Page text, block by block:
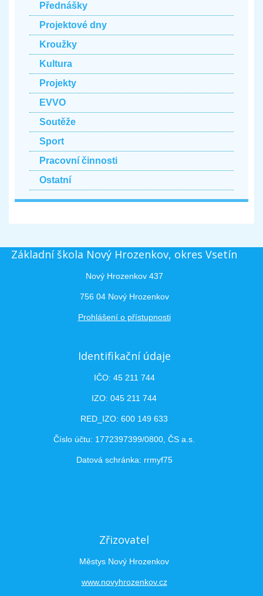
Přednášky
Projektové dny
Kroužky
Kultura
Projekty
EVVO
Soutěže
Sport
Pracovní činnosti
Ostatní
Základní škola Nový Hrozenkov, okres Vsetín
Nový Hrozenkov 437
756 04 Nový Hrozenkov
Prohlášení o přístupnosti
Identifikační údaje
IČO: 45 211 744
IZO: 045 211 744
RED_IZO: 600 149 633
Číslo účtu: 1772397399/0800, ČS a.s.
Datová schránka: rrmyf75
Zřizovatel
Městys Nový Hrozenkov
www.novyhrozenkov.cz